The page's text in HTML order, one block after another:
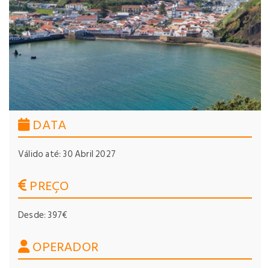
DATA
Válido até: 30 Abril 2027
PREÇO
Desde: 397€
OPERADOR